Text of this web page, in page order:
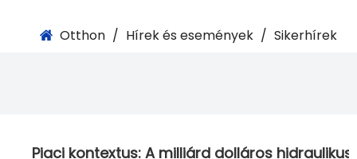
Otthon / Hírek és események / Sikerhírek